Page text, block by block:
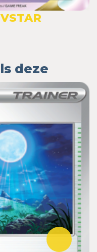
deze